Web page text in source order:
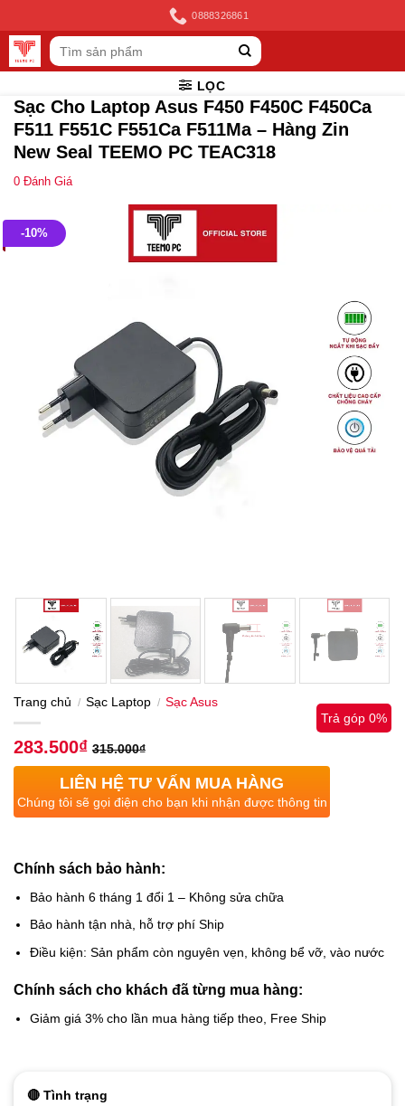
to
content
0888326861
Tìm
kiếm:
LỌC
Sạc Cho Laptop Asus F450 F450C F450Ca
F511 F551C F551Ca F511Ma – Hàng Zin
New Seal TEEMO PC TEAC318
0 Đánh Giá
-10%
Trang chủ / Sạc Laptop / Sạc Asus
283.500₫ 315.000₫
Trả góp 0%
LIÊN HỆ TƯ VẤN MUA HÀNG
Chúng tôi sẽ gọi điện cho bạn khi nhận được thông tin
Chính sách bảo hành:
Bảo hành 6 tháng 1 đổi 1 – Không sửa chữa
Bảo hành tận nhà, hỗ trợ phí Ship
Điều kiện: Sản phẩm còn nguyên vẹn, không bể vỡ, vào nước
Chính sách cho khách đã từng mua hàng:
Giảm giá 3% cho lần mua hàng tiếp theo, Free Ship
🔴 Tình trạng